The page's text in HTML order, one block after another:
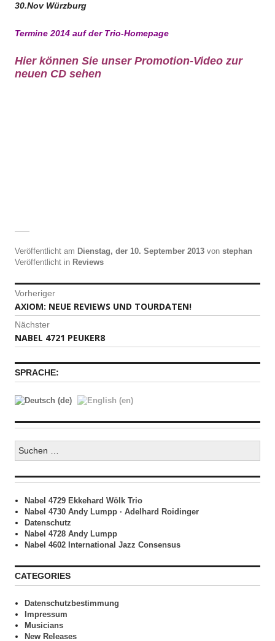
30.Nov Würzburg
Termine 2014 auf der Trio-Homepage
Hier können Sie unser Promotion-Video zur
neuen CD sehen
Veröffentlicht am Dienstag, der 10. September 2013 von stephan
Veröffentlicht in Reviews
Beitragsnavigation
Vorheriger
Vorheriger
Beitrag:
AXIOM: NEUE REVIEWS UND TOURDATEN!
Nächster
Nächster
Beitrag:
NABEL 4721 PEUKER8
SPRACHE:
Suchen
nach:
Nabel 4729 Ekkehard Wölk Trio
Nabel 4730 Andy Lumpp · Adelhard Roidinger
Datenschutz
Nabel 4728 Andy Lumpp
Nabel 4602 International Jazz Consensus
CATEGORIES
Datenschutzbestimmung
Impressum
Musicians
New Releases